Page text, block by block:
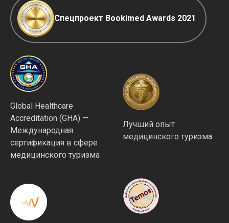
Спецпроект Bookimed Awards 2021
Global Healthcare
Accreditation (GHA) —
Международная
сертификация в сфере
медицинского туризма
Лучший опыт
медицинского туризма